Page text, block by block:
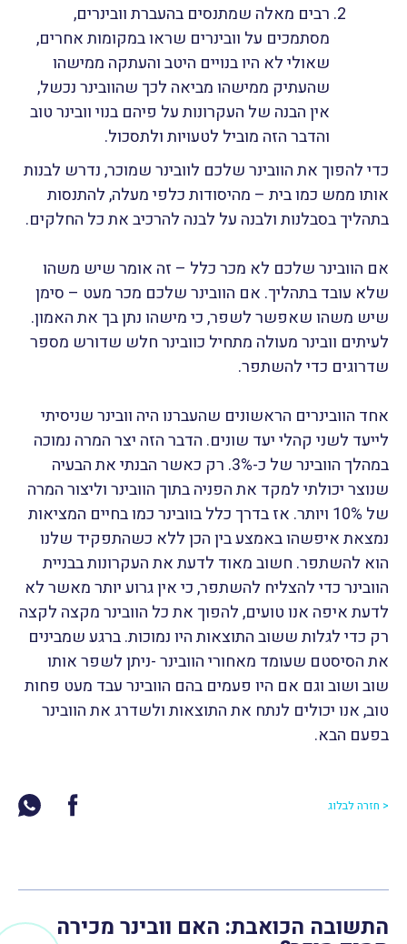
רבים מאלה שמתנסים בהעברת וובינרים,
מסתמכים על וובינרים שראו במקומות אחרים,
שאולי לא היו בנויים היטב והעתקה ממישהו
שהעתיק ממישהו מביאה לכך שהוובינר נכשל,
אין הבנה של העקרונות על פיהם בנוי וובינר טוב
והדבר הזה מוביל לטעויות ולתסכול.
כדי להפוך את הוובינר שלכם לוובינר שמוכר, נדרש לבנות
אותו ממש כמו בית – מהיסודות כלפי מעלה, להתנסות
בתהליך בסבלנות ולבנה על לבנה להרכיב את כל החלקים.
אם הוובינר שלכם לא מכר כלל – זה אומר שיש משהו
שלא עובד בתהליך. אם הוובינר שלכם מכר מעט – סימן
שיש משהו שאפשר לשפר, כי מישהו נתן בך את האמון.
לעיתים וובינר מעולה מתחיל כוובינר חלש שדורש מספר
שדרוגים כדי להשתפר.
אחד הוובינרים הראשונים שהעברנו היה וובינר שניסיתי
לייעד לשני קהלי יעד שונים. הדבר הזה יצר המרה נמוכה
במהלך הוובינר של כ-3%. רק כאשר הבנתי את הבעיה
שנוצר יכולתי למקד את הפניה בתוך הוובינר וליצור המרה
של 10% ויותר.
אז בדרך כלל בוובינר כמו בחיים המציאות
נמצאת איפשהו באמצע בין הכן ללא כשהתפקיד שלנו
הוא להשתפר. חשוב מאוד לדעת את העקרונות בבניית
הוובינר כדי להצליח להשתפר, כי אין גרוע יותר מאשר לא
לדעת איפה אנו טועים, להפוך את כל הוובינר מקצה לקצה
רק כדי לגלות ששוב התוצאות היו נמוכות.ברגע שמבינים
את הסיסטם שעומד מאחורי הוובינר -ניתן לשפר אותו
שוב ושוב וגם אם היו פעמים בהם הוובינר עבד מעט פחות
טוב, אנו יכולים לנתח את התוצאות ולשדרג את הוובינר
בפעם הבא.
< חזרה לבלוג
התשובה הכואבת: האם וובינר מכירה